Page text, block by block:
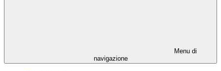
Menu di
navigazione